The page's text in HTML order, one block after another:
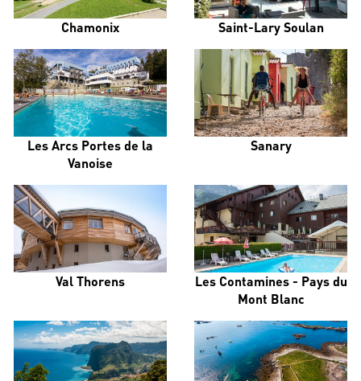
Chamonix Saint-Lary Soulan
Les Arcs Portes de la
Vanoise
Sanary
Val Thorens
Les Contamines - Pays du
Mont Blanc